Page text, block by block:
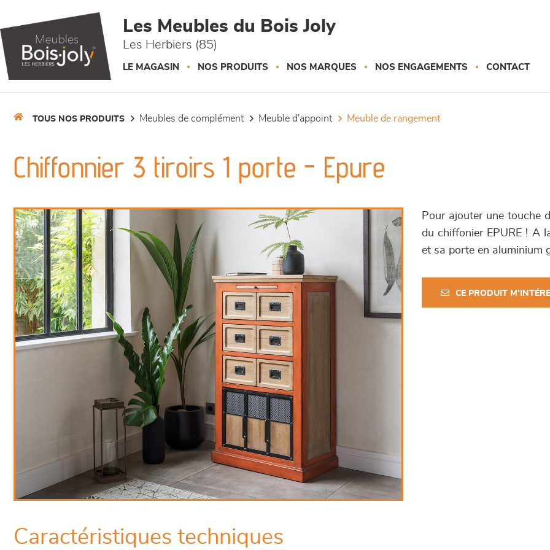
Les Meubles du Bois Joly
Les Herbiers (85)
LE MAGASIN NOS PRODUITS NOS MARQUES NOS ENGAGEMENTS CONTACT
TOUS NOS PRODUITS meubles de complément meuble d'appoint meuble de rangement
Chiffonnier 3 tiroirs 1 porte - Epure
Pour ajouter une touche
du chiffonier EPURE ! A
et sa porte en aluminium
CE PRODUIT
Caractéristiques techniques